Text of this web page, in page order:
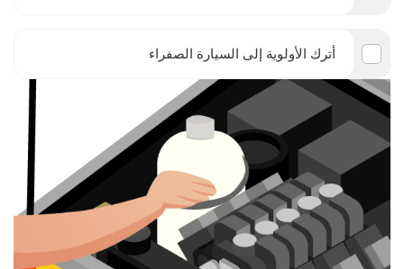
أترك الأولوية إلى السيارة الصفراء